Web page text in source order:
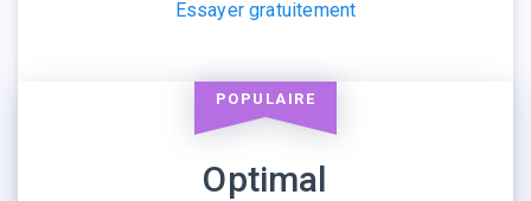
Essayer gratuitement
Optimal
POPULAIRE